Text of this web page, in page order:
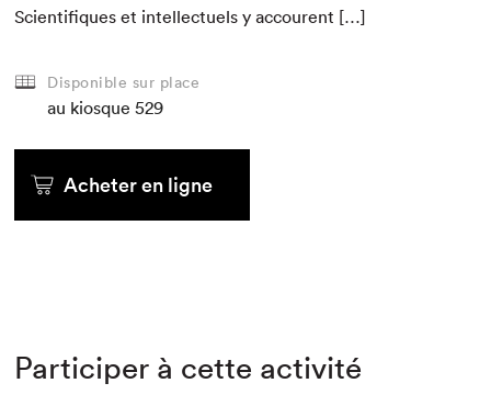
Sci­en­tifiques et intel­lectuels y accourent […]
Disponible sur place
au kiosque 529
Acheter en ligne
Participer à cette activité